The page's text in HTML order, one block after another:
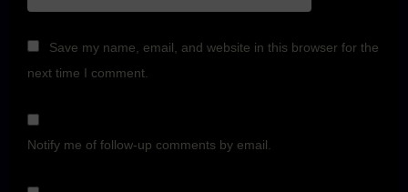
Save my name, email, and website in this browser for the
next time I comment.
Notify me of follow-up comments by email.